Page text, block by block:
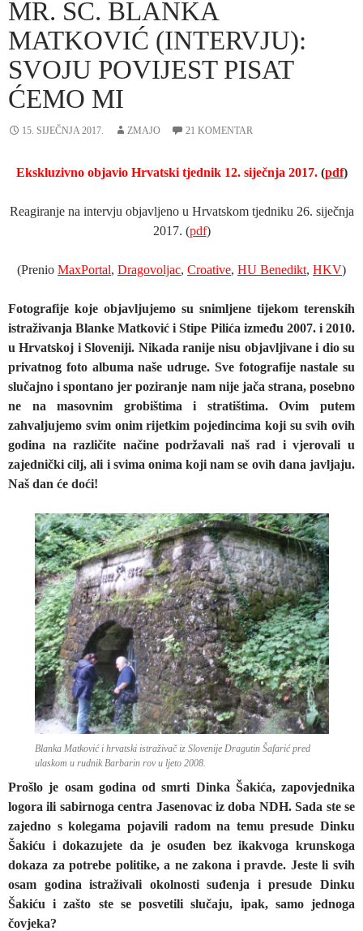
MR. SC. BLANKA
MATKOVIĆ (INTERVJU):
SVOJU POVIJEST PISAT
ĆEMO MI
15. SIJEČNJA 2017. ZMAJO 21 KOMENTAR
Ekskluzivno objavio Hrvatski tjednik 12. siječnja 2017.(pdf)
Reagiranje na intervju objavljeno u Hrvatskom tjedniku 26. siječnja
2017. (pdf)
(Prenio MaxPortal, Dragovoljac, Croative, HU Benedikt, HKV)
Fotografije koje objavljujemo su snimljene tijekom terenskih
istraživanja Blanke Matković i Stipe Pilića između 2007. i 2010.
u Hrvatskoj i Sloveniji. Nikada ranije nisu objavljivane i dio su
privatnog foto albuma naše udruge. Sve fotografije nastale su
slučajno i spontano jer poziranje nam nije jača strana, posebno
ne na masovnim grobištima i stratištima. Ovim putem
zahvaljujemo svim onim rijetkim pojedincima koji su svih ovih
godina na različite načine podržavali naš rad i vjerovali u
zajednički cilj, ali i svima onima koji nam se ovih dana javljaju.
Naš dan će doći!
Blanka Matković i hrvatski istraživač iz Slovenije Dragutin Šafarić pred
ulaskom u rudnik Barbarin rov u ljeto 2008.
Prošlo je osam godina od smrti Dinka Šakića, zapovjednika
logora ili sabirnoga centra Jasenovac iz doba NDH. Sada ste se
zajedno s kolegama pojavili radom na temu presude Dinku
Šakiću i dokazujete da je osuđen bez ikakvoga krunskoga
dokaza za potrebe politike, a ne zakona i pravde. Jeste li svih
osam godina istraživali okolnosti suđenja i presude Dinku
Šakiću i zašto ste se posvetili slučaju, ipak, samo jednoga
čovjeka?